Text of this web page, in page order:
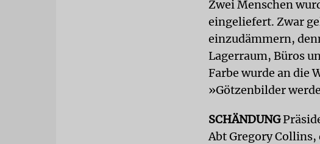
Zwei Menschen
eingeliefert. Zwar
einzudämmern,
Lagerraum, Büros
Farbe wurde an die
»Götzenbilder
SCHÄNDUNG
Abt Gregory